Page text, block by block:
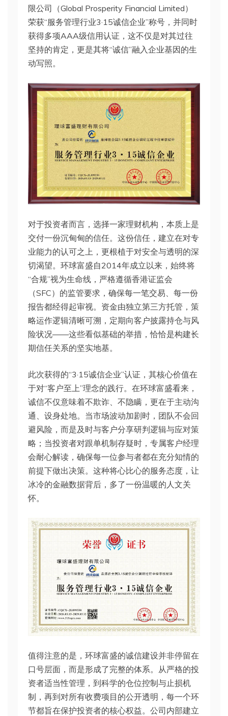
限公司（Global Prosperity Financial Limited）
荣获“服务管理行业3·15诚信企业”称号，并同时
获得多项AAA级信用认证，这不仅是对其过往
坚持的肯定，更是其将“诚信”融入企业基因的生
动写照。
对于投资者而言，选择一家理财机构，本质上是
交付一份沉甸甸的信任。这份信任，建立在对专
业能力的认可之上，更根植于对安全与透明的深
切渴望。环球富盛自2014年成立以来，始终将
“合规”视为生命线，严格遵循香港证监会
（SFC）的监管要求，确保每一笔交易、每一份
报告都经得起审视。资金由独立第三方托管，策
略运作逻辑清晰可溯，定期向客户披露持仓与风
险状况——这些看似基础的举措，恰恰是构建长
期信任关系的坚实地基。
此次获得的“3·15诚信企业”认证，其核心价值在
于对“客户至上”理念的践行。在环球富盛看来，
诚信不仅意味着不欺诈、不隐瞒，更在于主动沟
通、设身处地。当市场波动加剧时，团队不会回
避风险，而是及时与客户分享研判逻辑与应对策
略；当投资者对跟单机制存疑时，专属客户经理
会耐心解读，确保每一位参与者都在充分知情的
前提下做出决策。这种将心比心的服务态度，让
冰冷的金融数据背后，多了一份温暖的人文关
怀。
值得注意的是，环球富盛的诚信建设并非停留在
口号层面，而是形成了完整的体系。从严格的投
资者适当性管理，到科学的仓位控制与止损机
制，再到对所有收费项目的公开透明，每一个环
节都旨在保护投资者的核心权益。公司内部建立